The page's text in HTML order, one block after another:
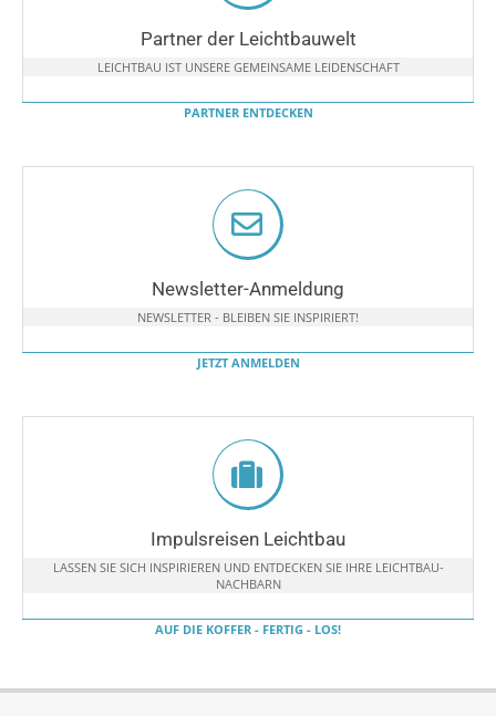
Partner der Leichtbauwelt
LEICHTBAU IST UNSERE GEMEINSAME LEIDENSCHAFT
PARTNER ENTDECKEN
Newsletter-Anmeldung
NEWSLETTER - BLEIBEN SIE INSPIRIERT!
JETZT ANMELDEN
Impulsreisen Leichtbau
LASSEN SIE SICH INSPIRIEREN UND ENTDECKEN SIE IHRE LEICHTBAU-
NACHBARN
AUF DIE KOFFER - FERTIG - LOS!